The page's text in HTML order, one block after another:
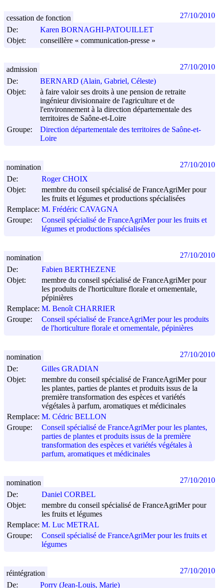
De:
Karen BORNAGHI-PATOUILLET
Objet:
conseillère « communication-presse »
cessation de fonction 27/10/2010
De:
BERNARD (Alain, Gabriel, Céleste)
Objet:
à faire valoir ses droits à une pension de retraite
ingénieur divisionnaire de l'agriculture et de
l'environnement à la direction départementale des
territoires de Saône-et-Loire
Groupe:
Direction départementale des territoires de Saône-et-
Loire
admission 27/10/2010
De:
Roger CHOIX
Objet:
membre du conseil spécialisé de FranceAgriMer pour
les fruits et légumes et productions spécialisées
Remplace: M. Frédéric CAVAGNA
Groupe:
Conseil spécialisé de FranceAgriMer pour les fruits et
légumes et productions spécialisées
nomination 27/10/2010
De:
Fabien BERTHEZENE
Objet:
membre du conseil spécialisé de FranceAgriMer pour
les produits de l'horticulture florale et ornementale,
pépinières
Remplace: M. Benoît CHARRIER
Groupe:
Conseil spécialisé de FranceAgriMer pour les produits
de l'horticulture florale et ornementale, pépinières
nomination 27/10/2010
De:
Gilles GRADIAN
Objet:
membre du conseil spécialisé de FranceAgriMer pour
les plantes, parties de plantes et produits issus de la
première transformation des espèces et variétés
végétales à parfum, aromatiques et médicinales
Remplace: M. Cédric BELLON
Groupe:
Conseil spécialisé de FranceAgriMer pour les plantes,
parties de plantes et produits issus de la première
transformation des espèces et variétés végétales à
parfum, aromatiques et médicinales
nomination 27/10/2010
De:
Daniel CORBEL
Objet:
membre du conseil spécialisé de FranceAgriMer pour
les fruits et légumes
Remplace: M. Luc METRAL
Groupe:
Conseil spécialisé de FranceAgriMer pour les fruits et
légumes
nomination 27/10/2010
De:
Porry (Jean-Louis, Marie)
réintégration 27/10/2010